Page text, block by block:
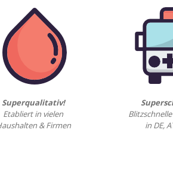
Superqualitativ!
Etabliert in vielen
& Firmen
in DE,